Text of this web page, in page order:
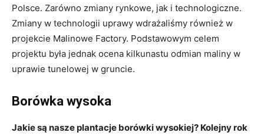
Polsce. Zarówno zmiany rynkowe, jak i technologiczne.
Zmiany w technologii uprawy wdrażaliśmy również w
projekcie Malinowe Factory. Podstawowym celem
projektu była jednak ocena kilkunastu odmian maliny w
uprawie tunelowej w gruncie.
Borówka wysoka
Jakie są nasze plantacje borówki wysokiej? Kolejny rok